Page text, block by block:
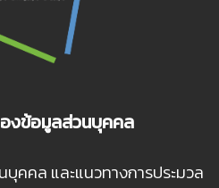
งข้อมูลส่วนบุคคล
คคล และแนวทางการประมวล